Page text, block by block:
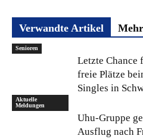
Verwandte Artikel
Senioren
Letzte Chance
freie Plätze
Singles in
Aktuelle
Meldungen
Uhu-Gruppe
Ausflug nach